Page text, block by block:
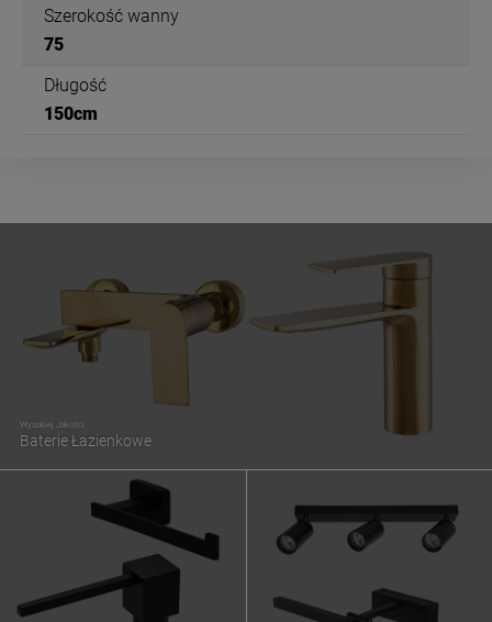
Szerokość wanny
75
Długość
150cm
Wysokiej Jakości
Baterie Łazienkowe